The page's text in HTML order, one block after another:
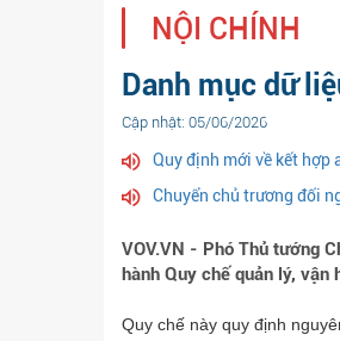
NỘI CHÍNH
Danh mục dữ
Cập nhật: 05/06/2026
Quy định mới về kết
Chuyển chủ trương đối
VOV.VN - Phó Thủ tướng
hành Quy chế quản lý, vận
Quy chế này quy định